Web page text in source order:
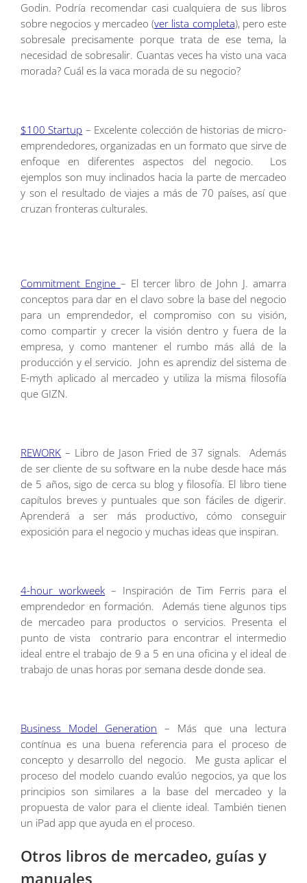
Godin. Podría recomendar casi cualquiera de sus libros
sobre negocios y mercadeo (ver lista completa), pero este
sobresale precisamente porque trata de ese tema, la
necesidad de sobresalir. Cuantas veces ha visto una vaca
morada? Cuál es la vaca morada de su negocio?
$100 Startup – Excelente colección de historias de micro-
emprendedores, organizadas en un formato que sirve de
enfoque en diferentes aspectos del negocio. Los
ejemplos son muy inclinados hacia la parte de mercadeo
y son el resultado de viajes a más de 70 países, así que
cruzan fronteras culturales.
Commitment Engine – El tercer libro de John J. amarra
conceptos para dar en el clavo sobre la base del negocio
para un emprendedor, el compromiso con su visión,
como compartir y crecer la visión dentro y fuera de la
empresa, y como mantener el rumbo más allá de la
producción y el servicio. John es aprendiz del sistema de
E-myth aplicado al mercadeo y utiliza la misma filosofía
que GIZN.
REWORK – Libro de Jason Fried de 37 signals. Además
de ser cliente de su software en la nube desde hace más
de 5 años, sigo de cerca su blog y filosofía. El libro tiene
capítulos breves y puntuales que son fáciles de digerir.
Aprenderá a ser más productivo, cómo conseguir
exposición para el negocio y muchas ideas que inspiran.
4-hour workweek– Inspiración de Tim Ferris para el
emprendedor en formación. Además tiene algunos tips
de mercadeo para productos o servicios. Presenta el
punto de vista contrario para encontrar el intermedio
ideal entre el trabajo de 9 a 5 en una oficina y el ideal de
trabajo de unas horas por semana desde donde sea.
Business Model Generation – Más que una lectura
contínua es una buena referencia para el proceso de
concepto y desarrollo del negocio. Me gusta aplicar el
proceso del modelo cuando evalúo negocios, ya que los
principios son similares a la base del mercadeo y la
propuesta de valor para el cliente ideal. También tienen
un iPad app que ayuda en el proceso.
Otros libros de mercadeo, guías y
manuales